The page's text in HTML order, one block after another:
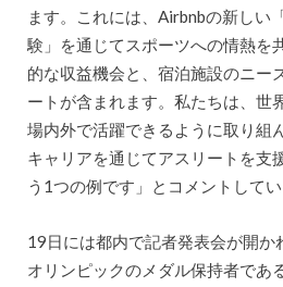
ます。これには、Airbnbの新しい
験」を通じてスポーツへの情熱を
的な収益機会と、宿泊施設のニー
ートが含まれます。私たちは、世
場内外で活躍できるように取り組
キャリアを通じてアスリートを支
う1つの例です」とコメントしてい
19日には都内で記者発表会が開か
オリンピックのメダル保持者であ